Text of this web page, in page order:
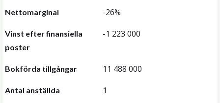
Nettomarginal -26%
Vinst efter finansiella
poster
-1 223 000
Bokförda tillgångar 11 488 000
Antal anställda 1